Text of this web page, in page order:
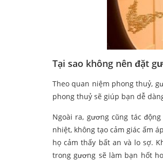
Tại sao không nên đặt
Theo quan niệm phong thuỷ,
phong thuỷ sẽ giúp bạn dễ
Ngoài ra, gương cũng tác
nhiệt, không tạo cảm giác ấm
họ cảm thấy bất an và lo sợ.
trong gương sẽ làm bạn hốt